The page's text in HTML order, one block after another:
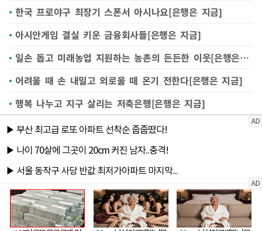
한국 프로야구 최장기 스폰서 아시나요[은행은 지금]
아시안게임 결실 키운 금융회사들[은행은 지금]
일손 돕고 미래농업 지원하는 농촌의 든든한 이웃[은행은 지금]
어려울 때 손 내밀고 외로울 때 온기 전한다[은행은 지금]
행복 나누고 지구 살리는 저축은행[은행은 지금]